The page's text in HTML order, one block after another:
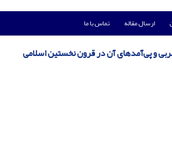
ارسال مقاله تماس با ما
و پی‌آمدهای آن در قرون نخستین اسلامی